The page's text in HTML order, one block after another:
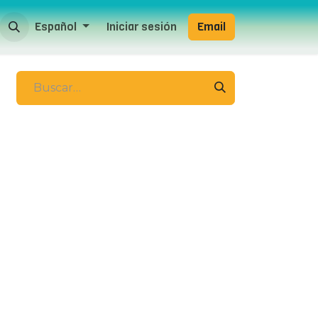
Español Iniciar sesión Email